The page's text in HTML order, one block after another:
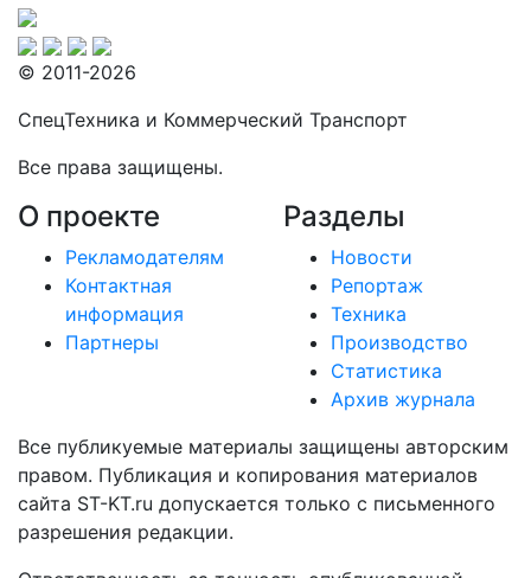
© 2011-2026
СпецТехника и Коммерческий Транспорт
Все права защищены.
О проекте
Рекламодателям
Контактная
информация
Партнеры
Разделы
Новости
Репортаж
Техника
Производство
Статистика
Архив журнала
Все публикуемые материалы защищены авторским
правом. Публикация и копирования материалов
сайта ST-KT.ru допускается только с письменного
разрешения редакции.